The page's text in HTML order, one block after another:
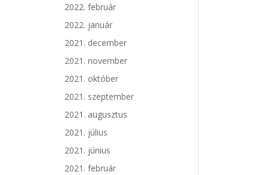
2022. február
2022. január
2021. december
2021. november
2021. október
2021. szeptember
2021. augusztus
2021. július
2021. június
2021. február